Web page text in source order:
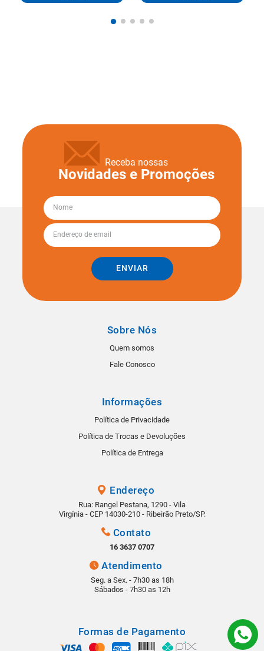
Receba nossas
Novidades e Promoções
ENVIAR
Sobre Nós
Quem somos
Fale Conosco
Informações
Política de Privacidade
Política de Trocas e Devoluções
Política de Entrega
Endereço
Rua: Rangel Pestana, 1290 - Vila
Virgínia - CEP 14030-210 - Ribeirão Preto/SP.
Contato
16 3637 0707
Atendimento
Seg. a Sex. - 7h30 as 18h
Sábados - 7h30 as 12h
Formas de Pagamento